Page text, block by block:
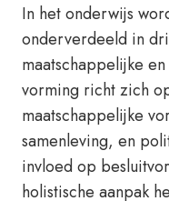
In het onderwijs
onderverdeeld in
maatschappelijke
vorming richt zich
maatschappelijke
samenleving, en
invloed op
holistische aanpak